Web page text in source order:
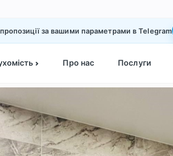
за вашими параметрами в Telegram
Про нас Послуги